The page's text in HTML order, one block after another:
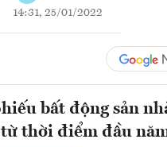
14:31, 25/01/2022
bất động sản
thời điểm đầu